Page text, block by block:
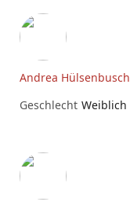
Andrea Hülsenbusch
Geschlecht Weiblich